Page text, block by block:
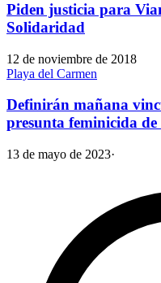
Piden justicia para
Solidaridad
12 de noviembre de 2018
Playa del Carmen
Definirán mañana
presunta feminicida
13 de mayo de 2023·